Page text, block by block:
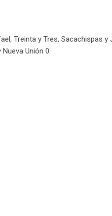
Treinta y Tres, Sacachispas y
Unión 0.